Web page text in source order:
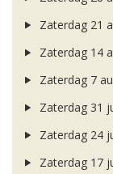
Zaterdag 21
Zaterdag 14
Zaterdag 7
Zaterdag 31
Zaterdag 24
Zaterdag 17